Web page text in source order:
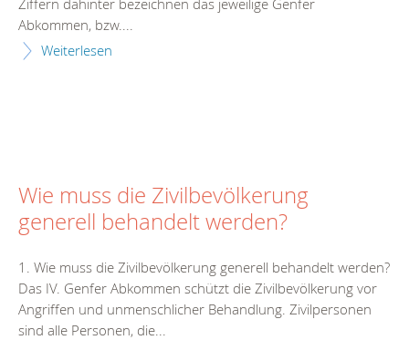
Ziffern dahinter bezeichnen das jeweilige Genfer
Abkommen, bzw....
Weiterlesen
Wie muss die Zivilbevölkerung
generell behandelt werden?
1. Wie muss die Zivilbevölkerung generell behandelt werden?
Das IV. Genfer Abkommen schützt die Zivilbevölkerung vor
Angriffen und unmenschlicher Behandlung. Zivilpersonen
sind alle Personen, die...